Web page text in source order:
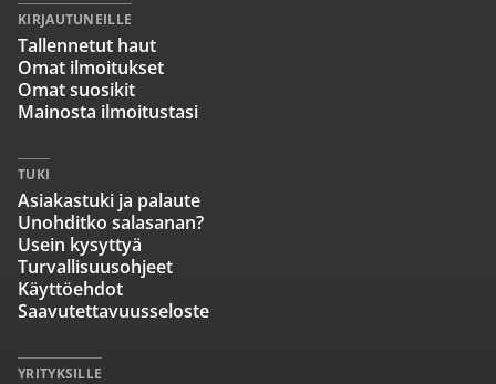
KIRJAUTUNEILLE
Tallennetut haut
Omat ilmoitukset
Omat suosikit
Mainosta ilmoitustasi
TUKI
Asiakastuki ja palaute
Unohditko salasanan?
Usein kysyttyä
Turvallisuusohjeet
Käyttöehdot
Saavutettavuusseloste
YRITYKSILLE